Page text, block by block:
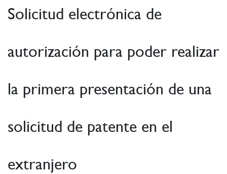
Solicitud electrónica de
autorización para poder realizar
la primera presentación de una
solicitud de patente en el
extranjero